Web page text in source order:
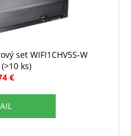
set WIFI1CHV5S-W
(>10 ks)
€